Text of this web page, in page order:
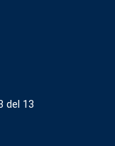
del 13